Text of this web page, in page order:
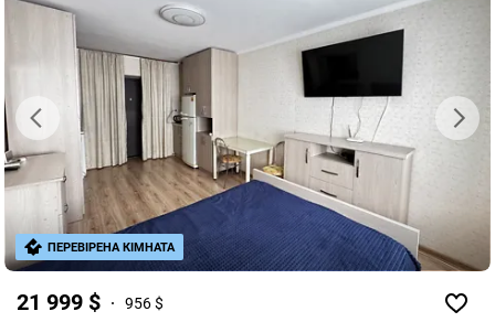
21 999 $ 956 $
ПЕРЕВІРЕНА КІМНАТА